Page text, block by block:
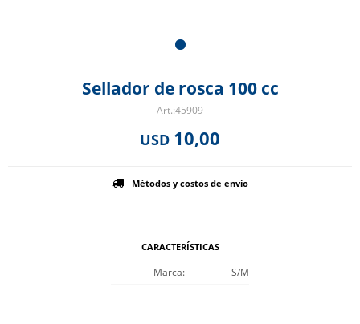
Sellador de rosca 100 cc
45909
USD 10,00
Métodos y costos de envío
CARACTERÍSTICAS
Marca S/M